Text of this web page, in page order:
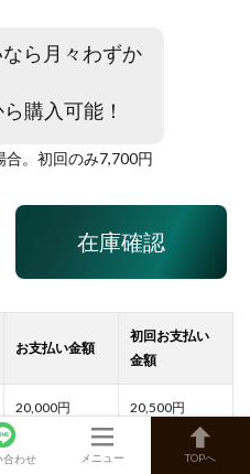
ら月々わずか
購入可能！
合。初回のみ7,700円
在庫確認
20,000 20,500
12,000
合わせ メニュー TOPへ